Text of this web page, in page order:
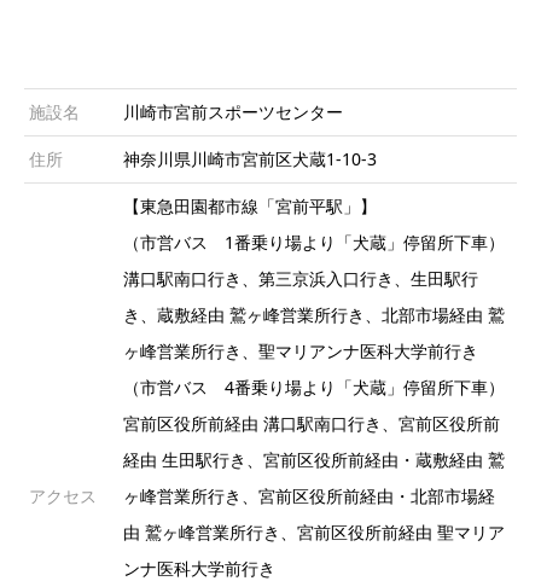
施設名 川崎市宮前スポーツセンター
住所 神奈川県川崎市宮前区犬蔵1-10-3
アクセス
【東急田園都市線「宮前平駅」】
（市営バス 1番乗り場より「犬蔵」停留所下車）
溝口駅南口行き、第三京浜入口行き、生田駅行
き、蔵敷経由 鷲ヶ峰営業所行き、北部市場経由 鷲
ヶ峰営業所行き、聖マリアンナ医科大学前行き
（市営バス 4番乗り場より「犬蔵」停留所下車）
宮前区役所前経由 溝口駅南口行き、宮前区役所前
経由 生田駅行き、宮前区役所前経由・蔵敷経由 鷲
ヶ峰営業所行き、宮前区役所前経由・北部市場経
由 鷲ヶ峰営業所行き、宮前区役所前経由 聖マリア
ンナ医科大学前行き